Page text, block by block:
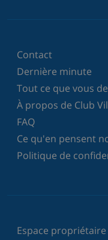
Contact
Dernière minute
Tout ce que vous
À propos de Club
FAQ
Ce qu'en pensent
Politique de
Espace propriétaire